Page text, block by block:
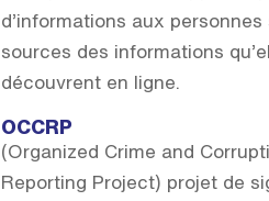
d’informations aux personnes
sources des informations
découvrent en ligne.
OCCRP
(Organized Crime and
Reporting Project) projet de